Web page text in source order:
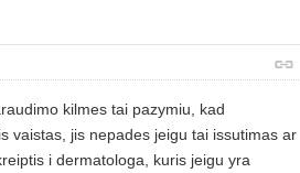
kilmes tai pazymiu, kad
vaistas, jis nepades jeigu tai issutimas ar
i dermatologa, kuris jeigu yra